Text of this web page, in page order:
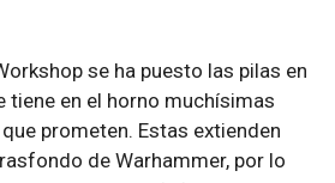
se ha puesto las pilas en
tiene en el horno muchísimas
prometen. Estas extienden
de Warhammer, por lo